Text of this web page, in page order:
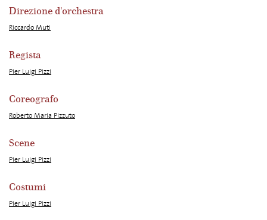
Direzione d'orchestra
Riccardo Muti
Regista
Pier Luigi Pizzi
Coreografo
Roberto Maria Pizzuto
Scene
Pier Luigi Pizzi
Costumi
Pier Luigi Pizzi